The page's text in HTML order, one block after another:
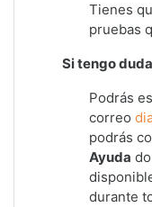
Tienes
pruebas
Si tengo
Podrás
correo
podrás
Ayuda
durante